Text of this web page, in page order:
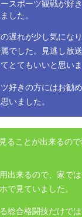
スポーツ観戦が好
した。
遅れが少し気にな
でした。見逃し放
とてもいいと思いま
好きの方にはお勧
いました。
ることが出来るので
出来るので、家で
で見ていました。
総合格闘技だけでは